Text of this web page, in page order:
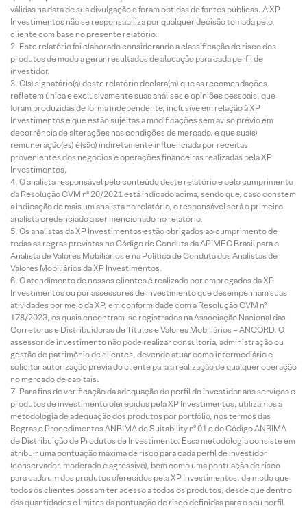
válidas na data de sua divulgação e foram obtidas de fontes públicas. A XP
Investimentos não se responsabiliza por qualquer decisão tomada pelo
cliente com base no presente relatório.
Este relatório foi elaborado considerando a classificação de risco dos
produtos de modo a gerar resultados de alocação para cada perfil de
investidor.
O(s) signatário(s) deste relatório declara(m) que as recomendações
refletem única e exclusivamente suas análises e opiniões pessoais, que
foram produzidas de forma independente, inclusive em relação à XP
Investimentos e que estão sujeitas a modificações sem aviso prévio em
decorrência de alterações nas condições de mercado, e que sua(s)
remuneração(es) é(são) indiretamente influenciada por receitas
provenientes dos negócios e operações financeiras realizadas pela XP
Investimentos.
O analista responsável pelo conteúdo deste relatório e pelo cumprimento
da Resolução CVM nº 20/2021 está indicado acima, sendo que, caso constem
a indicação de mais um analista no relatório, o responsável será o primeiro
analista credenciado a ser mencionado no relatório.
Os analistas da XP Investimentos estão obrigados ao cumprimento de
todas as regras previstas no Código de Conduta da APIMEC Brasil para o
Analista de Valores Mobiliários e na Política de Conduta dos Analistas de
Valores Mobiliários da XP Investimentos.
O atendimento de nossos clientes é realizado por empregados da XP
Investimentos ou por assessores de investimento que desempenham suas
atividades por meio da XP, em conformidade com a Resolução CVM nº
178/2023, os quais encontram-se registrados na Associação Nacional das
Corretoras e Distribuidoras de Títulos e Valores Mobiliários – ANCORD. O
assessor de investimento não pode realizar consultoria, administração ou
gestão de patrimônio de clientes, devendo atuar como intermediário e
solicitar autorização prévia do cliente para a realização de qualquer operação
no mercado de capitais.
Para fins de verificação da adequação do perfil do investidor aos serviços e
produtos de investimento oferecidos pela XP Investimentos, utilizamos a
metodologia de adequação dos produtos por portfólio, nos termos das
Regras e Procedimentos ANBIMA de Suitability nº 01 e do Código ANBIMA
de Distribuição de Produtos de Investimento. Essa metodologia consiste em
atribuir uma pontuação máxima de risco para cada perfil de investidor
(conservador, moderado e agressivo), bem como uma pontuação de risco
para cada um dos produtos oferecidos pela XP Investimentos, de modo que
todos os clientes possam ter acesso a todos os produtos, desde que dentro
das quantidades e limites da pontuação de risco definidas para o seu perfil.